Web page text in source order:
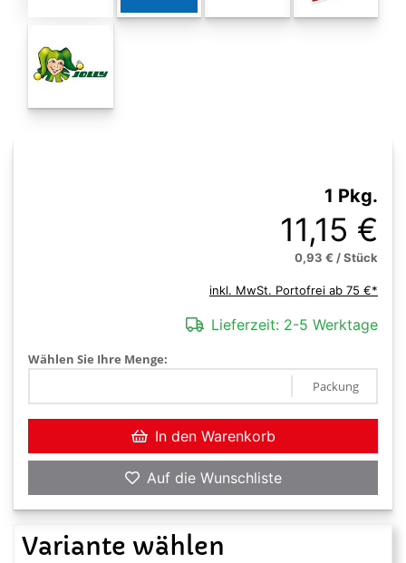
1 Pkg.
11,15 €
0,93 € / Stück
inkl. MwSt. Portofrei ab 75 €*
Lieferzeit: 2-5 Werktage
Wählen Sie Ihre Menge:
Packung
In den Warenkorb
Auf die Wunschliste
Variante wählen